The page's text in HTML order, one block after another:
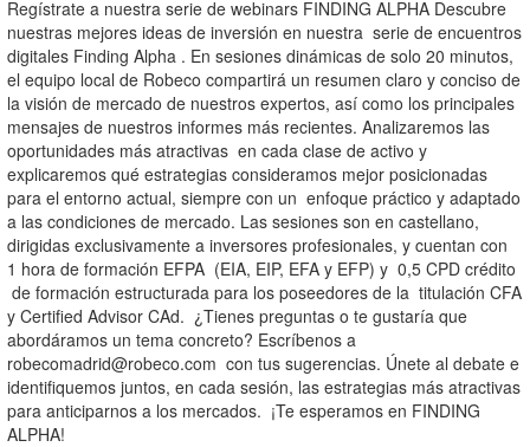
Regístrate a nuestra serie de webinars FINDING ALPHA Descubre
nuestras mejores ideas de inversión en nuestra serie de encuentros
digitales Finding Alpha . En sesiones dinámicas de solo 20 minutos,
el equipo local de Robeco compartirá un resumen claro y conciso de
la visión de mercado de nuestros expertos, así como los principales
mensajes de nuestros informes más recientes. Analizaremos las
oportunidades más atractivas en cada clase de activo y
explicaremos qué estrategias consideramos mejor posicionadas
para el entorno actual, siempre con un enfoque práctico y adaptado
a las condiciones de mercado. Las sesiones son en castellano,
dirigidas exclusivamente a inversores profesionales, y cuentan con
1 hora de formación EFPA (EIA, EIP, EFA y EFP) y 0,5 CPD crédito
de formación estructurada para los poseedores de la titulación CFA
y Certified Advisor CAd. ¿Tienes preguntas o te gustaría que
abordáramos un tema concreto? Escríbenos a
robecomadrid@robeco.com con tus sugerencias. Únete al debate e
identifiquemos juntos, en cada sesión, las estrategias más atractivas
para anticiparnos a los mercados. ¡Te esperamos en FINDING
ALPHA!